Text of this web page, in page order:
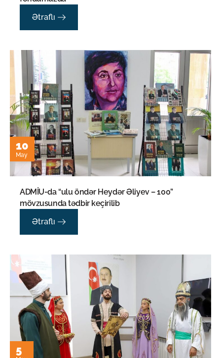
Ətraflı
10
May
ADMİU-da “ulu öndər Heydər Əliyev – 100”
mövzusunda tədbir keçirilib
Ətraflı
5